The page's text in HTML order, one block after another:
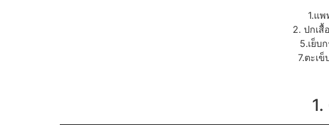
1.แ
2. ปกเ
5.เย็บ
7.ตะเ